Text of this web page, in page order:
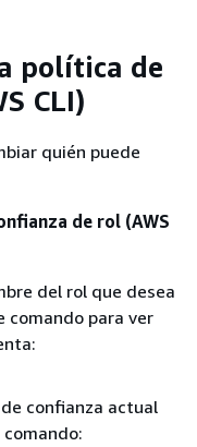
política de
CLI)
quién puede
de rol (AWS
del rol que desea
comando para ver
confianza actual